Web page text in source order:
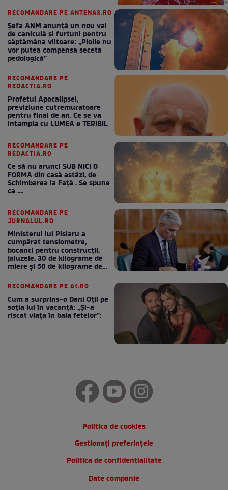
RECOMANDARE PE ANTENA3.RO
Șefa ANM anunță un nou val
de caniculă și furtuni pentru
săptămâna viitoare: „Ploile nu
vor putea compensa seceta
pedologică”
RECOMANDARE PE
REDACTIA.RO
Profetul Apocalipsei,
previziune cutremuratoare
pentru final de an. Ce se va
intampla cu LUMEA e TERIBIL
RECOMANDARE PE
REDACTIA.RO
Ce să nu arunci SUB NICI O
FORMA din casă astăzi, de
Schimbarea la Față . Se spune
ca ....
RECOMANDARE PE
JURNALUL.RO
Ministerul lui Pîslaru a
cumpărat tensiometre,
bocanci pentru construcții,
jaluzele, 30 de kilograme de
miere și 50 de kilograme de
RECOMANDARE PE A1.RO
Cum a surprins-o Dani Oțil pe
soția lui în vacanță: „Și-a
riscat viața în baia fetelor”:
Politica de cookies
Gestionați preferințele
Politica de confidentialitate
Date companie